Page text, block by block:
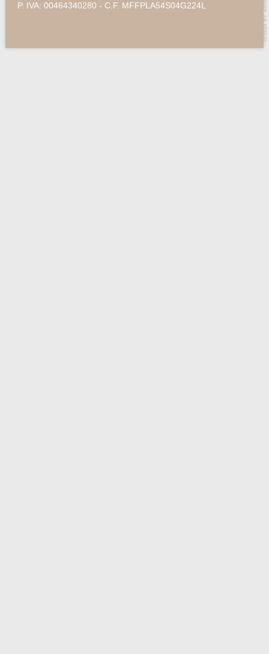
P. IVA: 00464340280 - C.F. MFFPLA54S04G224L